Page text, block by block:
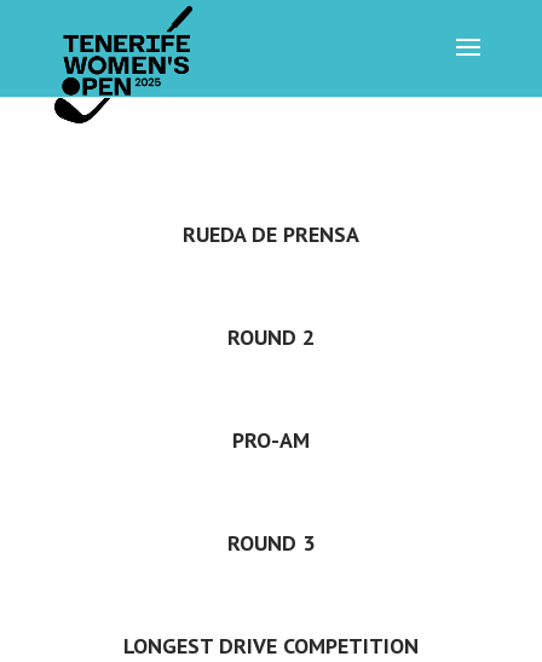
RUEDA DE PRENSA
ROUND 2
PRO-AM
ROUND 3
LONGEST DRIVE COMPETITION